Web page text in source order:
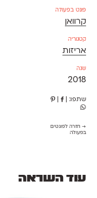
פונט בפעולה
קרוואן
קטגוריה
אריזות
שנה
2018
שתפו: |
→ חזרה לפונטים
בפעולה
עוד השראה